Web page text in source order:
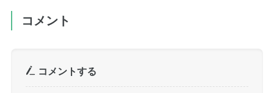
コメント
コメントする